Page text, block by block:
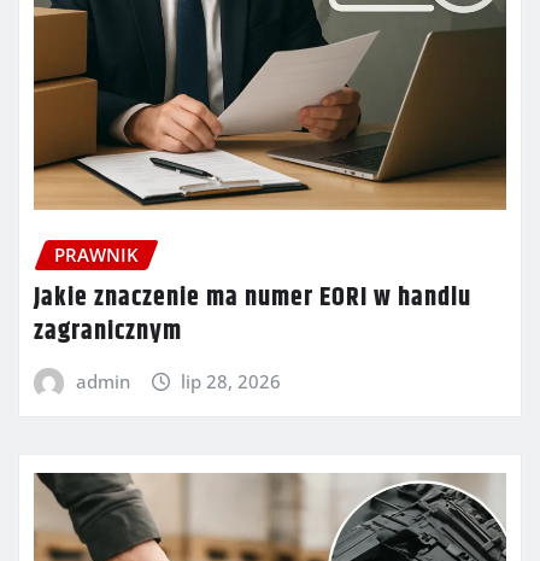
PRAWNIK
Jakie znaczenie ma numer EORI w handlu
zagranicznym
admin lip 28, 2026